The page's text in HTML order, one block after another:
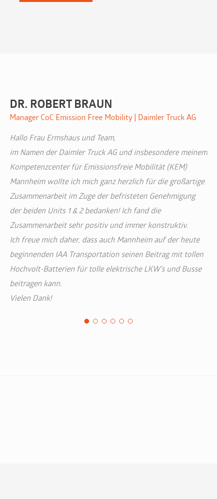
DR. ROBERT BRAUN
Manager CoC Emission Free Mobility | Daimler Truck AG
Hallo Frau Ermshaus und Team,
im Namen der Daimler Truck AG und insbesondere meinem
Kompetenzcenter für Emissionsfreie Mobilität (KEM)
Mannheim wollte ich mich ganz herzlich für die großartige
Zusammenarbeit im Zuge der befristeten Genehmigung
der beiden Units 1 & 2 bedanken! Ich fand die
Zusammenarbeit sehr positiv und immer konstruktiv.
Ich freue mich daher, dass auch Mannheim auf der heute
beginnenden IAA Transportation seinen Beitrag mit tollen
Hochvolt-Batterien für tolle elektrische LKW’s und Busse
beitragen kann.
Vielen Dank!